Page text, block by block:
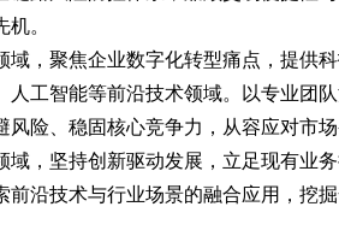
。
域，聚焦企业数字化转型痛点，提供
人工智能等前沿技术领域。以专业团
风险、稳固核心竞争力，从容应对市
域，坚持创新驱动发展，立足现有业
前沿技术与行业场景的融合应用，挖